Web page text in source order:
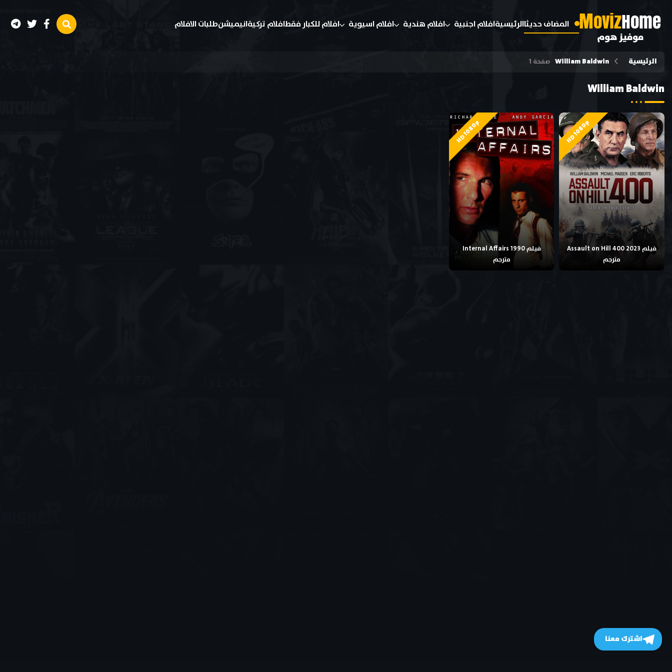
MovizHome
موفيز هوم
المضاف حديثاالرئيسيةافلام اجنبية افلام هندية افلام اسيوية افلام للكبار فقطافلام تركيةانيميشنطلبات الافلام
الرئيسية William Baldwin صفحة 1
William Baldwin
HD 1080p
فيلم Assault on Hill 400 2023
مترجم
HD 1080p
فيلم Internal Affairs 1990
مترجم
اشترك معنا